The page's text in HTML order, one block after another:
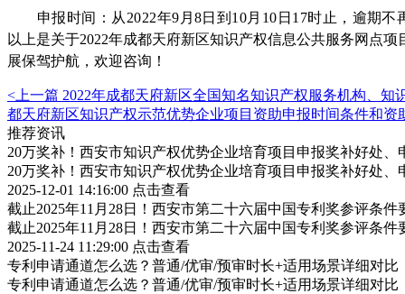
申报时间：从 2022年9月8日到10月10日17时止，逾期不
以上是关于2022年成都天府新区知识产权信息公共服务网点项
展保驾护航，欢迎咨询 ！
<上一篇 2022年成都天府新区全国知名知识产权服务机构、
都天府新区知识产权示范优势企业项目资助申报时间条件和资
推荐资讯
20万奖补！西安市知识产权优势企业培育项目申报奖补好处、
20万奖补！西安市知识产权优势企业培育项目申报奖补好处、
2025-12-01 14:16:00 点击查看
截止2025年11月28日！西安市第二十六届中国专利奖参评条
截止2025年11月28日！西安市第二十六届中国专利奖参评条
2025-11-24 11:29:00 点击查看
专利申请通道怎么选？普通/优审/预审时长+适用场景详细对比
专利申请通道怎么选？普通/优审/预审时长+适用场景详细对比